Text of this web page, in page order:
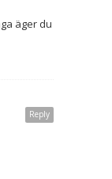
äger du
Reply